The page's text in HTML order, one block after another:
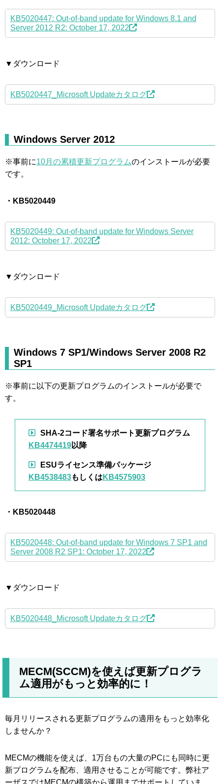
KB5020447: Out-of-band update for Windows 8.1 and
Server 2012 R2: October 17, 2022
▼ダウンロード
KB5020447_Microsoft Updateカタログ
Windows Server 2012
※事前に10月の累積更新プログラムのインストールが必要
です。
・KB5020449
KB5020449: Out-of-band update for Windows Server
2012: October 17, 2022
▼ダウンロード
KB5020449_Microsoft Updateカタログ
Windows 7 SP1/Windows Server 2008 R2
SP1
※事前に以下の更新プログラムのインストールが必要で
す。
SHA-2コード署名サポート更新プログラム
KB4474419以降
ESUライセンス準備パッケージ
KB4538483もしくは KB4575903
・KB5020448
KB5020448: Out-of-band update for Windows 7 SP1 and
Server 2008 R2 SP1: October 17, 2022
▼ダウンロード
KB5020448_Microsoft Updateカタログ
MECM(SCCM)を使えば更新プログラ
ム適用がもっと効率的に！
毎月リリースされる更新プログラムの適用をもっと効率化
しませんか？
MECMの機能を使えば、1万台もの大量のPCにも同時に更
新プログラムを配布、適用させることが可能です。弊社ア
ーザスではMECMの構築から運用までサポートしていま